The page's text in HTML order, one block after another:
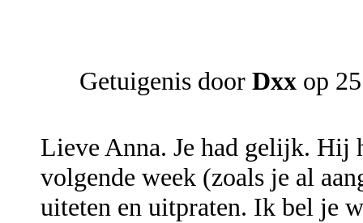
Getuigenis door Dxx op
Lieve Anna. Je had gelijk. Hij
volgende week (zoals je al
uiteten en uitpraten. Ik bel je